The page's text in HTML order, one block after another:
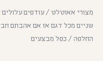
מצורי אאוטלט / עודפים
שניים מכל דגם אז אם אהבתם
החלפה / כפל מבצעים